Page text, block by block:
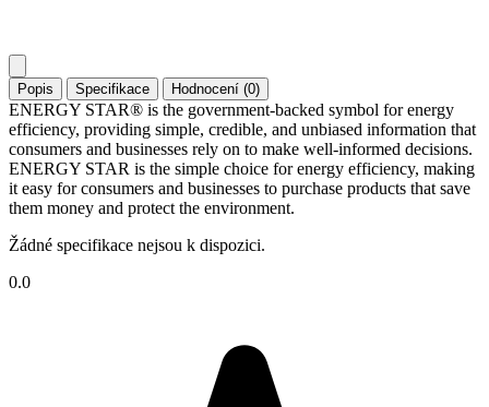
Popis Specifikace Hodnocení (0)
ENERGY STAR® is the government-backed symbol for energy
efficiency, providing simple, credible, and unbiased information that
consumers and businesses rely on to make well-informed decisions.
ENERGY STAR is the simple choice for energy efficiency, making
it easy for consumers and businesses to purchase products that save
them money and protect the environment.
Žádné specifikace nejsou k dispozici.
0.0